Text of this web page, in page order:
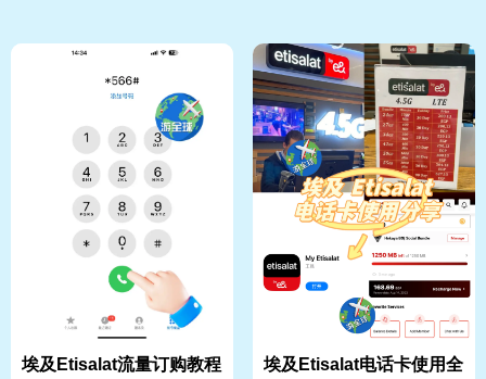
埃及Etisalat流量订购教程
埃及Etisalat电话卡使用全